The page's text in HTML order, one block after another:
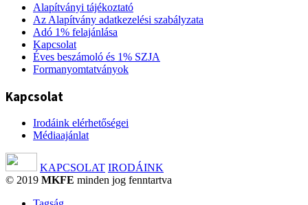
Alapítványi tájékoztató
Az Alapítvány adatkezelési szabályzata
Adó 1% felajánlása
Kapcsolat
Éves beszámoló és 1% SZJA
Formanyomtatványok
Kapcsolat
Irodáink elérhetőségei
Médiaajánlat
KAPCSOLAT IRODÁINK
© 2019 MKFE minden jog fenntartva